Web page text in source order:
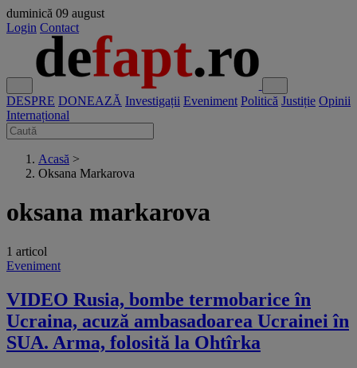
duminică 09 august
Login Contact
DESPRE DONEAZĂ Investigații Eveniment Politică Justiție Opinii
Internațional
Acasă >
Oksana Markarova
oksana markarova
1 articol
Eveniment
VIDEO Rusia, bombe termobarice în
Ucraina, acuză ambasadoarea Ucrainei în
SUA. Arma, folosită la Ohtîrka